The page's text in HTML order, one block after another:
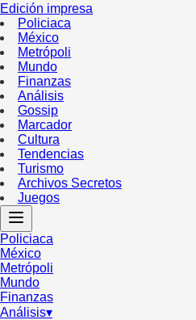
Edición impresa
Policiaca
México
Metrópoli
Mundo
Finanzas
Análisis
Gossip
Marcador
Cultura
Tendencias
Turismo
Archivos Secretos
Juegos
Policiaca
México
Metrópoli
Mundo
Finanzas
Análisis▾